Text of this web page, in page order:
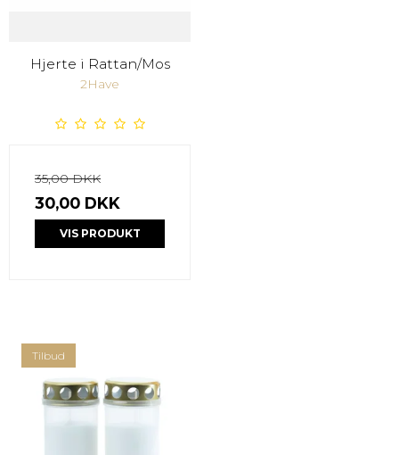
Hjerte i Rattan/Mos
2Have
35,00 DKK
30,00 DKK
VIS PRODUKT
Tilbud